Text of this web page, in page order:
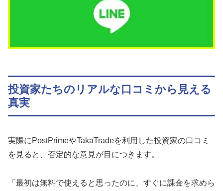
投資家たちのリアルな口コミから見える
真実
実際にPostPrimeやTakaTradeを利用した投資家の口コミ
を見ると、否定的な意見が目につきます。
「最初は無料で使えると思ったのに、すぐに課金を求めら